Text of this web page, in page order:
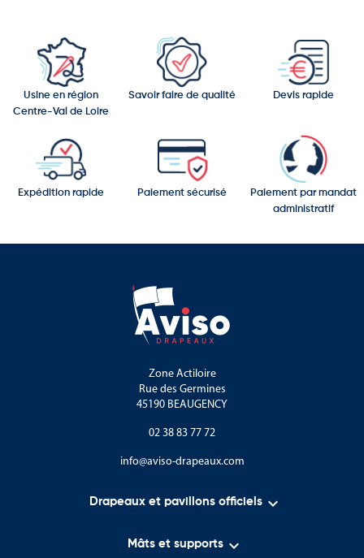
Usine en région
Centre-Val de Loire
Savoir faire de qualité Devis rapide
Expédition rapide Paiement sécurisé
Paiement par mandat
administratif
Zone Actiloire
Rue des Germines
45190 BEAUGENCY
02 38 83 77 72
info@aviso-drapeaux.com
Drapeaux et pavillons officiels 
Mâts et supports 